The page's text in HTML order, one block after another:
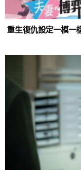
重生復仇設定一模一